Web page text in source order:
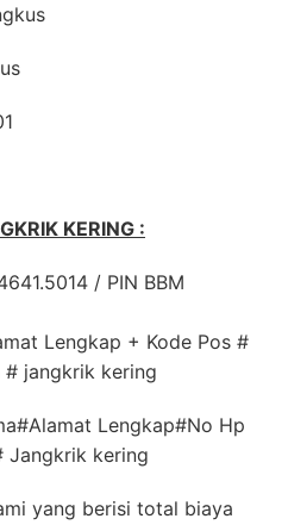
KERING :
/ PIN BBM
Lengkap + Kode Pos #
# jangkrik kering
Lengkap#No Hp
Jangkrik kering
yang berisi total biaya